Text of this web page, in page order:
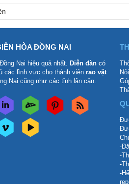
HÒA ĐỒNG NAI
Nai hiệu quả nhất. Diễn đàn có
các lĩnh vực cho thành viên rao vặt
Nai cũng như các tỉnh lân cận.
-
-
-
-